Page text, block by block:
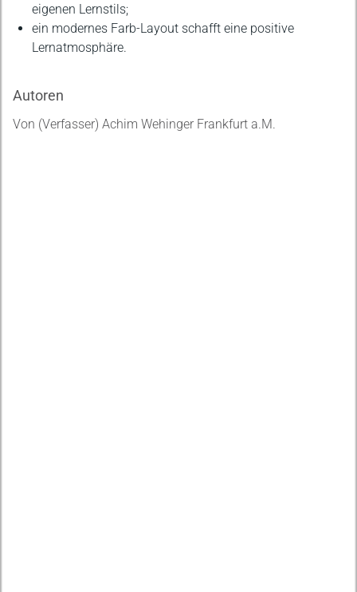
eigenen Lernstils;
ein modernes Farb-Layout schafft eine positive
Lernatmosphäre.
Autoren
Von (Verfasser) Achim Wehinger Frankfurt a.M.